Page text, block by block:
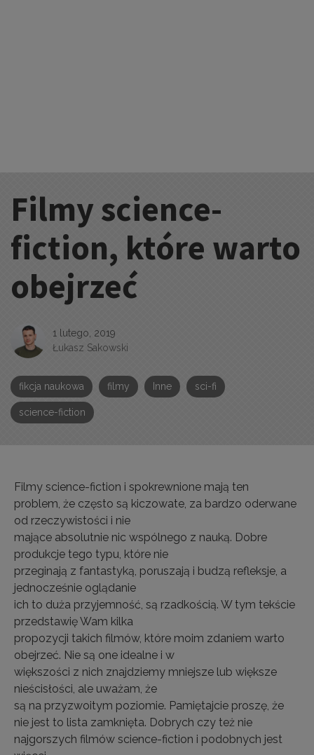
Kategorie:
Filmy science-
fiction, które warto
obejrzeć
1 lutego, 2019
Łukasz Sakowski
fikcja naukowa filmy Inne sci-fi
science-fiction
Filmy science-fiction i spokrewnione mają ten
problem, że często są kiczowate, za bardzo oderwane
od rzeczywistości i nie
mające absolutnie nic wspólnego z nauką. Dobre
produkcje tego typu, które nie
przeginają z fantastyką, poruszają i budzą refleksje, a
jednocześnie oglądanie
ich to duża przyjemność, są rzadkością. W tym tekście
przedstawię Wam kilka
propozycji takich filmów, które moim zdaniem warto
obejrzeć. Nie są one idealne i w
większości z nich znajdziemy mniejsze lub większe
nieścisłości, ale uważam, że
są na przyzwoitym poziomie. Pamiętajcie proszę, że
nie jest to lista zamknięta. Dobrych czy też nie
najgorszych filmów science-fiction i podobnych jest